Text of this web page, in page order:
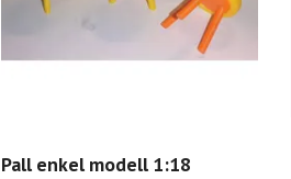
Pall enkel modell 1:18